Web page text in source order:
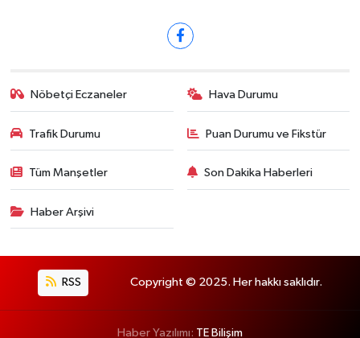
Nöbetçi Eczaneler Hava Durumu
Trafik Durumu Puan Durumu ve Fikstür
Tüm Manşetler Son Dakika Haberleri
Haber Arşivi
RSS Copyright © 2025. Her hakkı saklıdır.
Haber Yazılımı: TE Bilişim